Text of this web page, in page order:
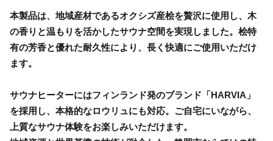
本製品は、地域産材であるオクシズ産桧を贅沢に使用し、木
の香りと温もりを活かしたサウナ空間を実現しました。桧特
有の芳香と優れた耐久性により、長く快適にご使用いただけ
ます。
サウナヒーターにはフィンランド発のブランド「HARVIA」
を採用し、本格的なロウリュにも対応。ご自宅にいながら、
上質なサウナ体験をお楽しみいただけます。